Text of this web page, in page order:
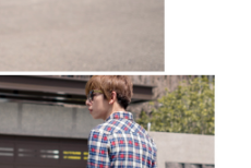
資訊註冊。若發現惡意使用之情形，
戶之使用額度並採取法律行動。